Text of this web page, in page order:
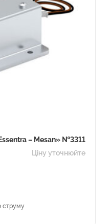
– Mesan» №3311
Ціну уточнюйте
струму